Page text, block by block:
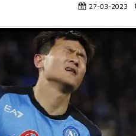
27-03-2023